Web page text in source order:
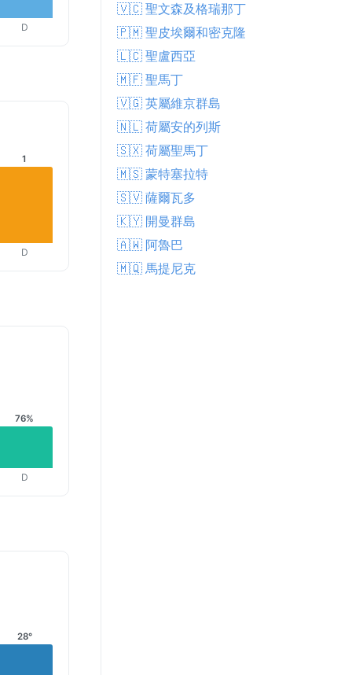
D
1
D
76%
D
28°
🇻🇨 聖文森及格瑞那丁
🇵🇲 聖皮埃爾和密克隆
🇱🇨 聖盧西亞
🇲🇫 聖馬丁
🇻🇬 英屬維京群島
🇳🇱 荷屬安的列斯
🇸🇽 荷屬聖馬丁
🇲🇸 蒙特塞拉特
🇸🇻 薩爾瓦多
🇰🇾 開曼群島
🇦🇼 阿魯巴
🇲🇶 馬提尼克